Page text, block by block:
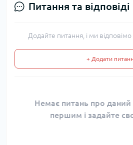
Питання та відповіді
Додайте питання, і ми
+ Додати
Немає питань про даний
першим і задайте